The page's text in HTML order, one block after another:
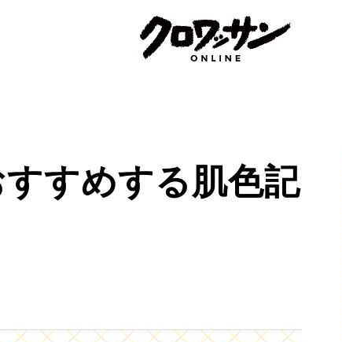
すめする肌色記